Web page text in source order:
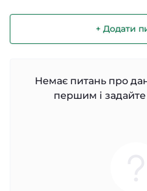
+ Додати
Немає питань про
першим і